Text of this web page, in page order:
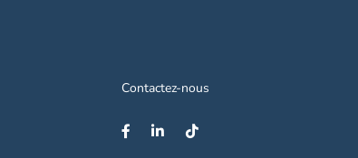
Contactez-nous